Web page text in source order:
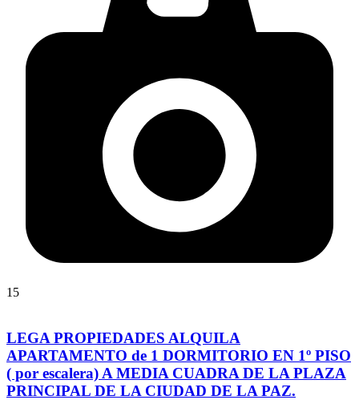
15
LEGA PROPIEDADES ALQUILA
APARTAMENTO de 1 DORMITORIO EN 1º PISO
( por escalera) A MEDIA CUADRA DE LA PLAZA
PRINCIPAL DE LA CIUDAD DE LA PAZ.